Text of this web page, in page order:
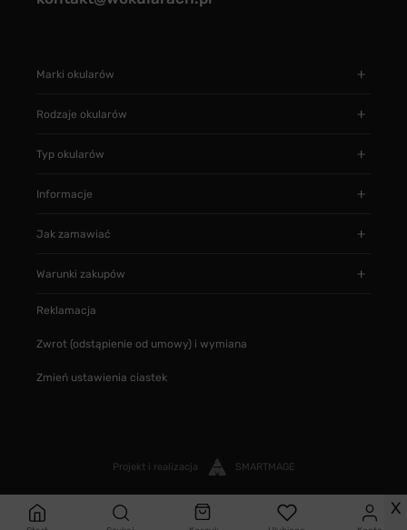
Marki okularów
Rodzaje okularów
Typ okularów
Informacje
Jak zamawiać
Warunki zakupów
Reklamacja
Zwrot (odstąpienie od umowy) i wymiana
Zmień ustawienia ciastek
Projekt i realizacja SMARTMAGE
X